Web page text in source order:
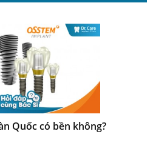
Quốc có bền không?